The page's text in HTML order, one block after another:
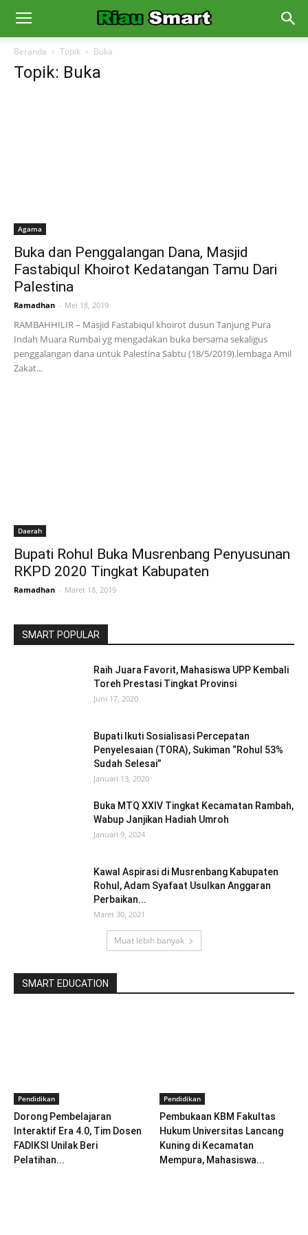
Beranda Topik Buka
Topik: Buka
Agama
Buka dan Penggalangan Dana, Masjid
Fastabiqul Khoirot Kedatangan Tamu Dari
Palestina
Ramadhan - Mei 18, 2019
RAMBAHHILIR – Masjid Fastabiqul khoirot dusun Tanjung Pura
Indah Muara Rumbai yg mengadakan buka bersama sekaligus
penggalangan dana untuk Palestina Sabtu (18/5/2019).lembaga Amil
Zakat...
Daerah
Bupati Rohul Buka Musrenbang Penyusunan
RKPD 2020 Tingkat Kabupaten
Ramadhan - Maret 18, 2019
SMART POPULAR
Raih Juara Favorit, Mahasiswa UPP Kembali
Toreh Prestasi Tingkat Provinsi
Juni 17, 2020
Bupati Ikuti Sosialisasi Percepatan
Penyelesaian (TORA), Sukiman “Rohul 53%
Sudah Selesai”
Januari 13, 2020
Buka MTQ XXIV Tingkat Kecamatan Rambah,
Wabup Janjikan Hadiah Umroh
Januari 9, 2024
Kawal Aspirasi di Musrenbang Kabupaten
Rohul, Adam Syafaat Usulkan Anggaran
Perbaikan...
Maret 30, 2021
Muat lebih banyak
SMART EDUCATION
Pendidikan
Dorong Pembelajaran
Interaktif Era 4.0, Tim Dosen
FADIKSI Unilak Beri
Pelatihan...
Pendidikan
Pembukaan KBM Fakultas
Hukum Universitas Lancang
Kuning di Kecamatan
Mempura, Mahasiswa...